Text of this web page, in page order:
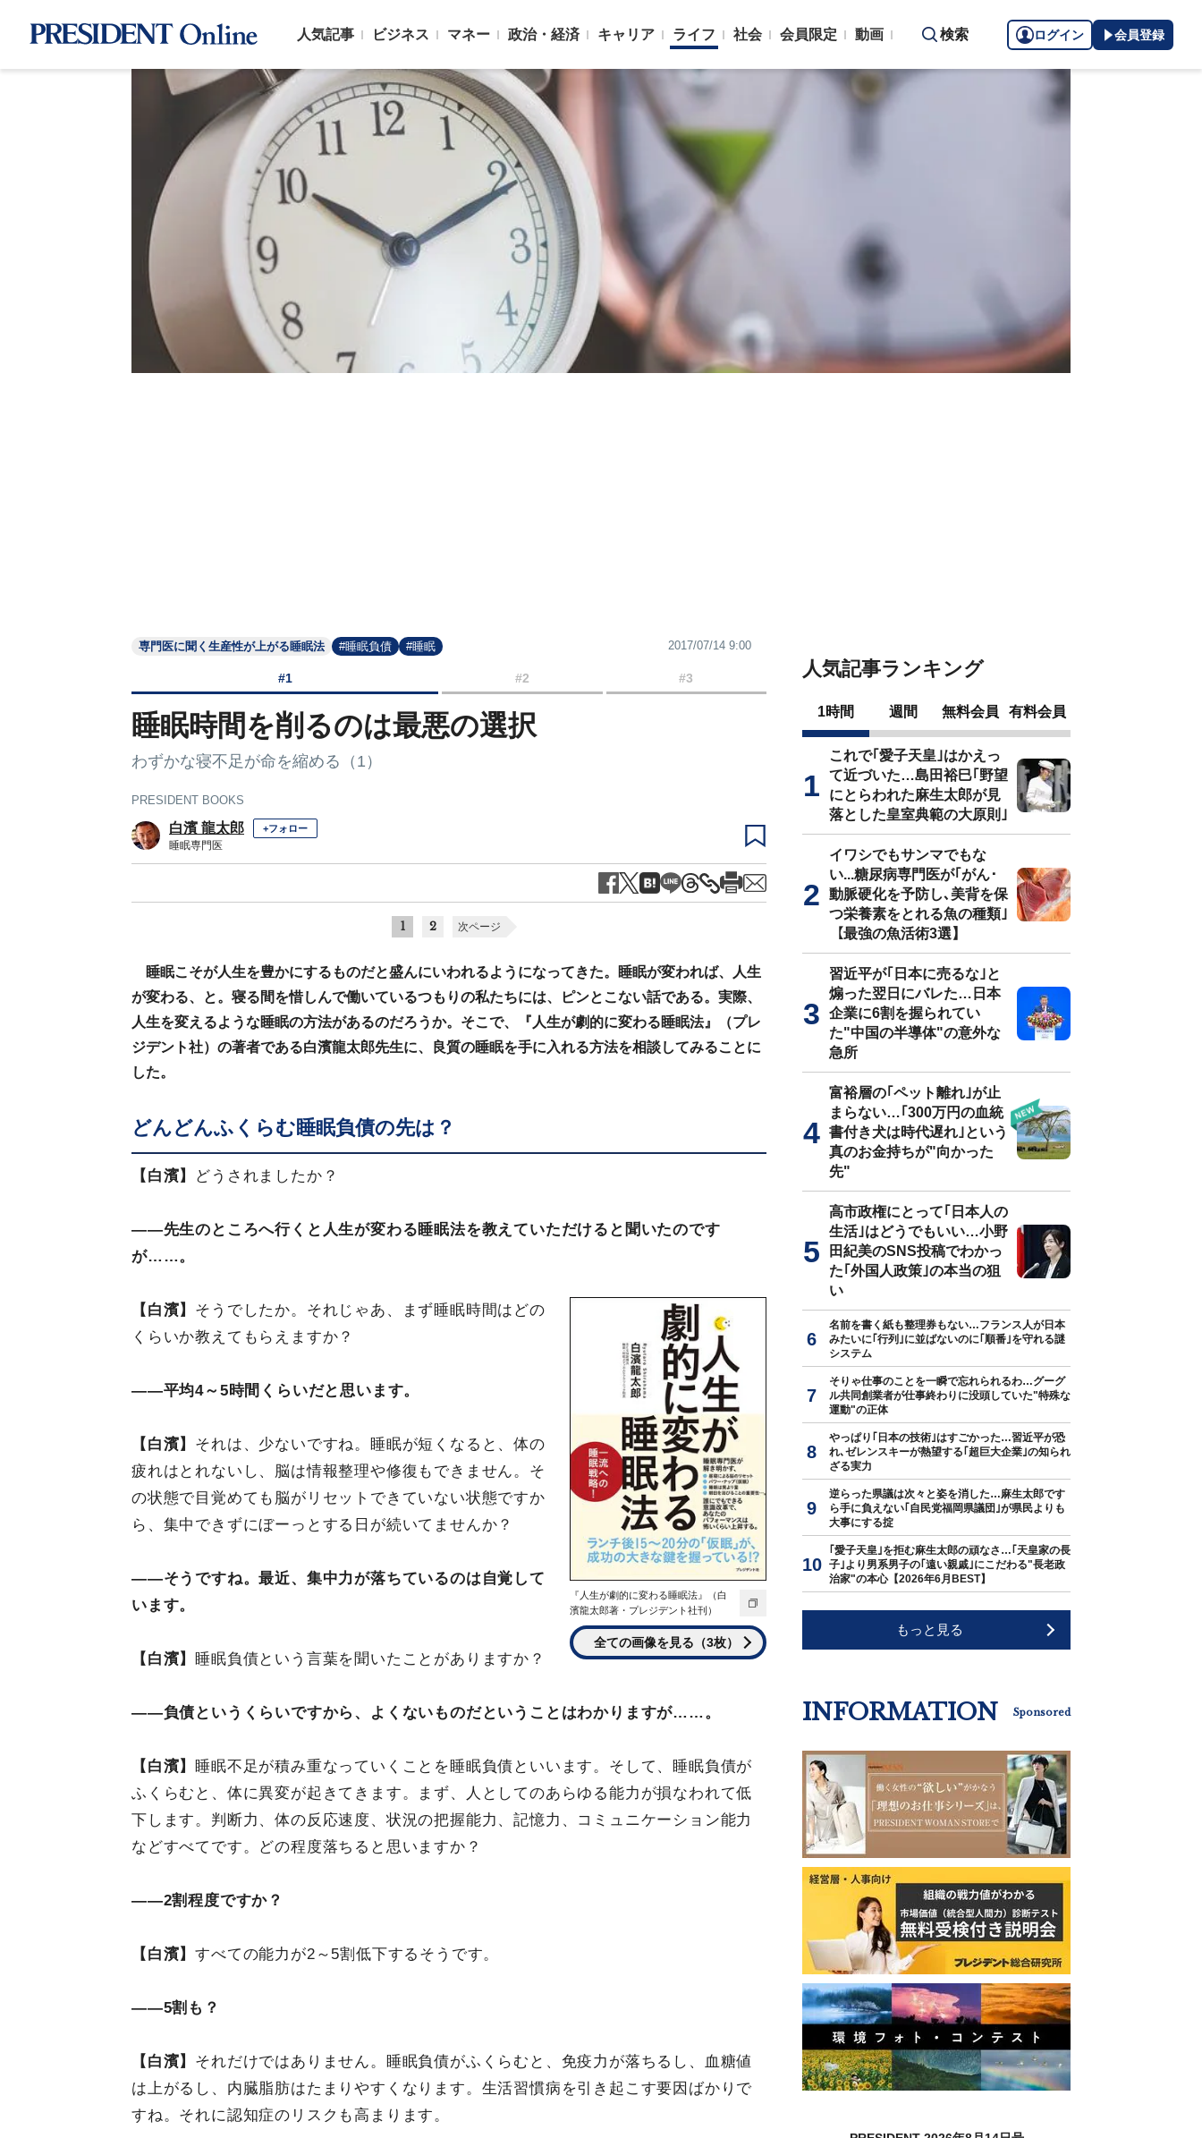
人気記事 ビジネス マネー 政治・経済 キャリア ライフ 社会 会員限定 動画 検索 ログイン 会員登録
専門医に聞く生産性が上がる睡眠法 #睡眠負債 #睡眠 2017/07/14 9:00
#1 #2 #3
睡眠時間を削るのは最悪の選択
わずかな寝不足が命を縮める（1）
PRESIDENT BOOKS
白濱 龍太郎 +フォロー
睡眠専門医
1 2 次ページ
睡眠こそが人生を豊かにするものだと盛んにいわれるようになってきた。睡眠が変われば、人生
が変わる、と。寝る間を惜しんで働いているつもりの私たちには、ピンとこない話である。実際、
人生を変えるような睡眠の方法があるのだろうか。そこで、『人生が劇的に変わる睡眠法』（プレ
ジデント社）の著者である白濱龍太郎先生に、良質の睡眠を手に入れる方法を相談してみることに
した。
どんどんふくらむ睡眠負債の先は？
【白濱】 どうされましたか？
――先生のところへ行くと人生が変わる睡眠法を教えていただけると聞いたのです
が……。
『人生が劇的に変わる睡眠法』（白
濱龍太郎著・プレジデント社刊）
全ての画像を見る（3枚）
【白濱】 そうでしたか。それじゃあ、まず睡眠時間はどの
くらいか教えてもらえますか？
――平均4～5時間くらいだと思います。
【白濱】 それは、少ないですね。睡眠が短くなると、体の
疲れはとれないし、脳は情報整理や修復もできません。そ
の状態で目覚めても脳がリセットできていない状態ですか
ら、集中できずにぼーっとする日が続いてませんか？
――そうですね。最近、集中力が落ちているのは自覚して
います。
【白濱】 睡眠負債という言葉を聞いたことがありますか？
――負債というくらいですから、よくないものだということはわかりますが……。
【白濱】 睡眠不足が積み重なっていくことを睡眠負債といいます。そして、睡眠負債が
ふくらむと、体に異変が起きてきます。まず、人としてのあらゆる能力が損なわれて低
下します。判断力、体の反応速度、状況の把握能力、記憶力、コミュニケーション能力
などすべてです。どの程度落ちると思いますか？
――2割程度ですか？
【白濱】すべての能力が2～5割低下するそうです。
――5割も？
【白濱】 それだけではありません。睡眠負債がふくらむと、免疫力が落ちるし、血糖値
は上がるし、内臓脂肪はたまりやすくなります。生活習慣病を引き起こす要因ばかりで
すね。それに認知症のリスクも高まります。
人気記事ランキング
1時間 週間 無料会員 有料会員
これで｢愛子天皇｣はかえっ
て近づいた…島田裕巳｢野望
にとらわれた麻生太郎が見
落とした皇室典範の大原則｣
イワシでもサンマでもな
い...糖尿病専門医が｢がん･
動脈硬化を予防し､美背を保
つ栄養素をとれる魚の種類｣
【最強の魚活術3選】
習近平が｢日本に売るな｣と
煽った翌日にバレた…日本
企業に6割を握られてい
た"中国の半導体"の意外な
急所
富裕層の｢ペット離れ｣が止
まらない…｢300万円の血統
書付き犬は時代遅れ｣という
真のお金持ちが"向かった
先"
高市政権にとって｢日本人の
生活｣はどうでもいい…小野
田紀美のSNS投稿でわかっ
た｢外国人政策｣の本当の狙
い
名前を書く紙も整理券もない…フランス人が日本
みたいに｢行列｣に並ばないのに｢順番｣を守れる謎
システム
そりゃ仕事のことを一瞬で忘れられるわ…グーグ
ル共同創業者が仕事終わりに没頭していた"特殊な
運動"の正体
やっぱり｢日本の技術｣はすごかった…習近平が恐
れ､ゼレンスキーが熱望する｢超巨大企業｣の知られ
ざる実力
逆らった県議は次々と姿を消した…麻生太郎です
ら手に負えない｢自民党福岡県議団｣が県民よりも
大事にする掟
｢愛子天皇｣を拒む麻生太郎の頑なさ…｢天皇家の長
子｣より男系男子の｢遠い親戚｣にこだわる"長老政
治家"の本心【2026年6月BEST】
もっと見る
INFORMATION Sponsored